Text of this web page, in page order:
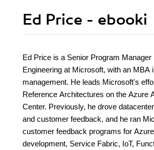
Ed Price - ebooki
Ed Price is a Senior Program Manager
Engineering at Microsoft, with an MBA
management. He leads Microsoft's
Reference Architectures on the Azure
Center. Previously, he drove
and customer feedback, and he ran
customer feedback programs for Azure
development, Service Fabric, IoT,